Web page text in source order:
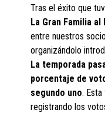
Tras el éxito que
La Gran Familia
entre nuestros
organizándolo
La temporada
porcentaje de
segundo uno.
registrando los